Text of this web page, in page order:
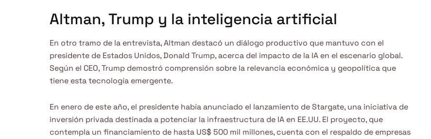
Altman, Trump y la inteligencia artificial
En otro tramo de la entrevista, Altman destacó un diálogo productivo que mantuvo con el
presidente de Estados Unidos, Donald Trump, acerca del impacto de la IA en el escenario global.
Según el CEO, Trump demostró comprensión sobre la relevancia económica y geopolítica que
tiene esta tecnología emergente.
En enero de este año, el presidente había anunciado el lanzamiento de Stargate, una iniciativa de
inversión privada destinada a potenciar la infraestructura de IA en EE.UU. El proyecto, que
contempla un financiamiento de hasta US$ 500 mil millones, cuenta con el respaldo de empresas